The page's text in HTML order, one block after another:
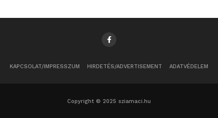
KAPCSOLAT/IMPRESSZUM HIRDETÉS/ADVERTISEMENT ADATVÉDELEM
Copyright © 2025 sziamaci.hu